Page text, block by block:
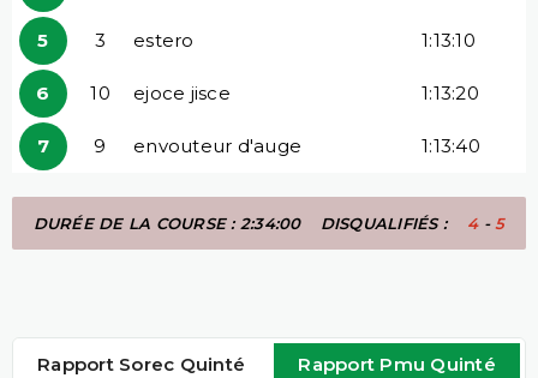
5 3 estero 1:13:10
6 10 ejoce jisce 1:13:20
7 9 envouteur d'auge 1:13:40
DURÉE DE LA COURSE : 2:34:00 DISQUALIFIÉS : 4-5
Rapport Sorec Quinté Rapport Pmu Quinté